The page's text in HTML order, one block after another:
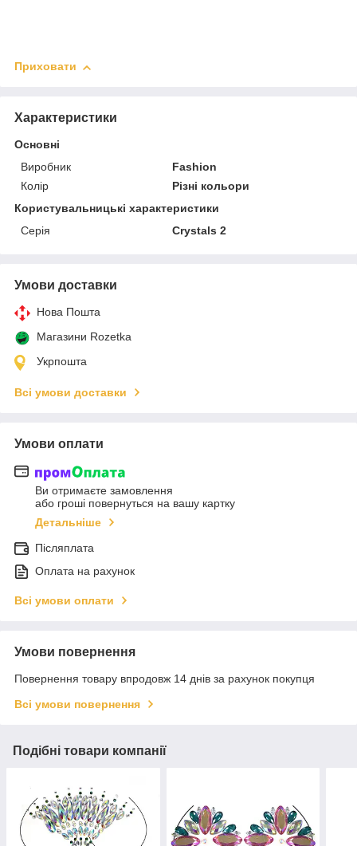
Приховати
Характеристики
Основні
Виробник
Fashion
Колір
Різні кольори
Користувальницькі характеристики
Серія
Crystals 2
Умови доставки
Нова Пошта
Магазини Rozetka
Укрпошта
Всі умови доставки
Умови оплати
Ви отримаєте замовлення
або гроші повернуться на вашу картку
Детальніше
Післяплата
Оплата на рахунок
Всі умови оплати
Умови повернення
Повернення товару впродовж 14 днів за рахунок покупця
Всі умови повернення
Подібні товари компанії